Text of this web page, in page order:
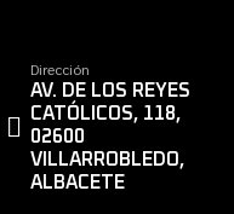
Dirección
AV. DE LOS REYES
CATÓLICOS, 118,
02600
VILLARROBLEDO,
ALBACETE